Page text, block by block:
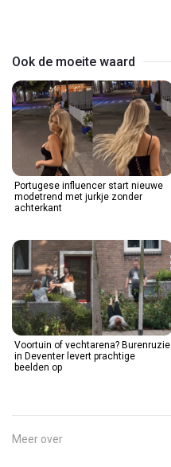
Ook de moeite waard
Portugese influencer start nieuwe
modetrend met jurkje zonder
achterkant
Voortuin of vechtarena? Burenruzie
in Deventer levert prachtige
beelden op
Meer over